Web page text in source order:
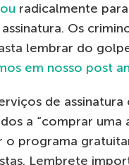
radicalmente
Os
lembrar do
em nosso post
de
a “comprar uma
o programa
Lembrete